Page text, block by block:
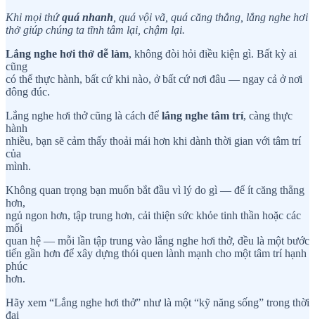
Khi mọi thứquá nhanh , quá vội vã, quá căng thẳng, lắng nghe hơi
thở giúp chúng ta tĩnh tâm lại, chậm lại.
Lắng nghe hơi thở dễ làm, không đòi hỏi điều kiện gì. Bất kỳ ai
cũng
có thể thực hành, bất cứ khi nào, ở bất cứ nơi đâu — ngay cả ở nơi
đông đúc.
Lắng nghe hơi thở cũng là cách để lắng nghe tâm trí, càng thực
hành
nhiều, bạn sẽ cảm thấy thoải mái hơn khi dành thời gian với tâm trí
của
mình.
Không quan trọng bạn muốn bắt đầu vì lý do gì — để ít căng thẳng
hơn,
ngủ ngon hơn, tập trung hơn, cải thiện sức khỏe tinh thần hoặc các
mối
quan hệ — mỗi lần tập trung vào lắng nghe hơi thở, đều là một bước
tiến gần hơn để xây dựng thói quen lành mạnh cho một tâm trí hạnh
phúc
hơn.
Hãy xem “Lắng nghe hơi thở” như là một “kỹ năng sống” trong thời
đại